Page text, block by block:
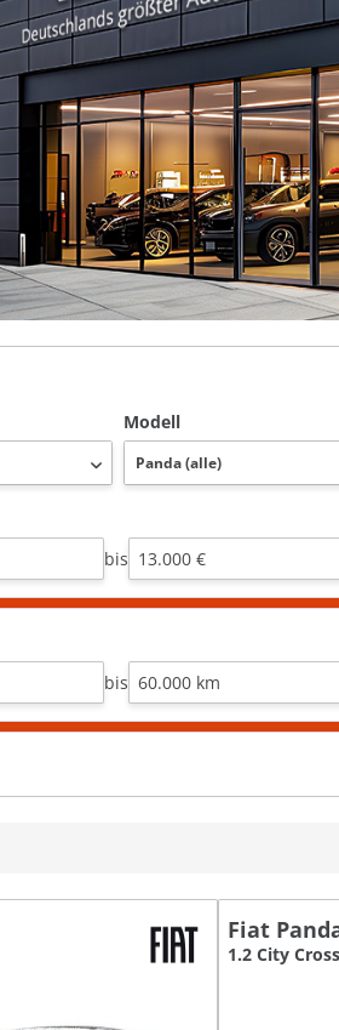
Modell
bis
bis
Fiat
1.2 City Cross